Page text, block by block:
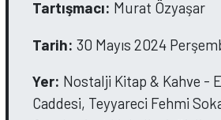
Tartışmacı: Murat Özyaşar
Tarih:30 Mayıs 2024
Yer: Nostalji Kitap & Kahve -
Caddesi, Teyyareci Fehmi